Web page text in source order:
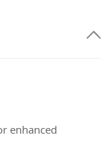
enhanced